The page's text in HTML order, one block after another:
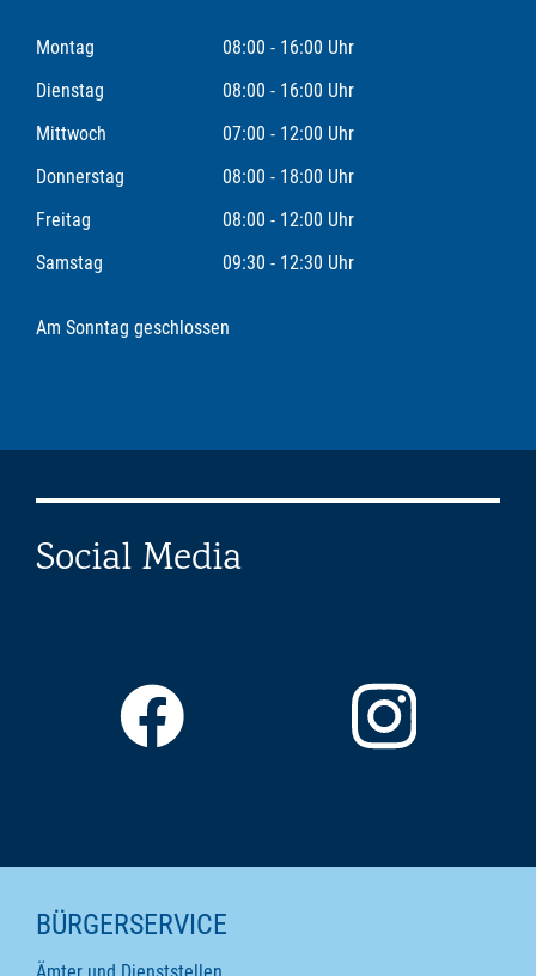
Montag
08:00 - 16:00 Uhr
Dienstag
08:00 - 16:00 Uhr
Mittwoch
07:00 - 12:00 Uhr
Donnerstag
08:00 - 18:00 Uhr
Freitag
08:00 - 12:00 Uhr
Samstag
09:30 - 12:30 Uhr
Am Sonntag geschlossen
Social Media
SEITENINHALTE
BÜRGERSERVICE